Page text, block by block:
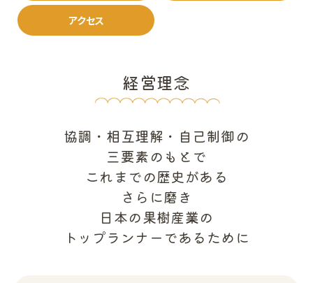
アクセス
経営理念
協調・相互理解・自己制御の
三要素のもとで
これまでの歴史がある
さらに磨き
日本の果樹産業の
トップランナーであるために